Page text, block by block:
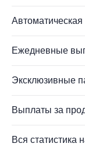
Ежедневные
Эксклюзивные
Выплаты за
Вся статистика